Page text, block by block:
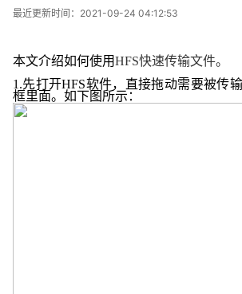
最近更新时间：2021-09-24 04:12:53
本文介绍如何使用HFS快速传输文件。
1.先打开HFS软件，直接拖动需要被传
框里面。如下图所示：